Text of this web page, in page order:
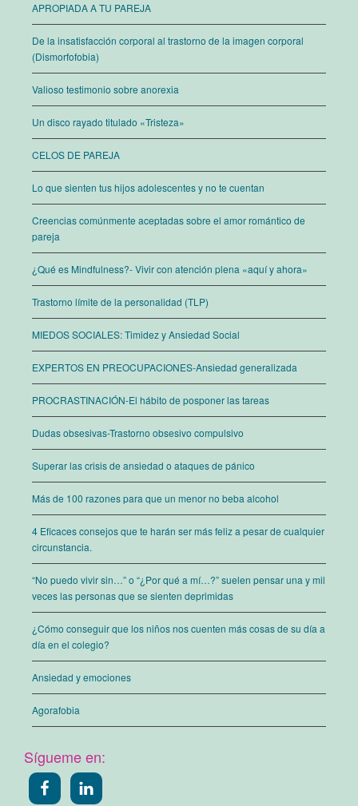
APROPIADA A TU PAREJA
De la insatisfacción corporal al trastorno de la imagen corporal
(Dismorfofobia)
Valioso testimonio sobre anorexia
Un disco rayado titulado «Tristeza»
CELOS DE PAREJA
Lo que sienten tus hijos adolescentes y no te cuentan
Creencias comúnmente aceptadas sobre el amor romántico de
pareja
¿Qué es Mindfulness?- Vivir con atención plena «aquí y ahora»
Trastorno límite de la personalidad (TLP)
MIEDOS SOCIALES: Timidez y Ansiedad Social
EXPERTOS EN PREOCUPACIONES-Ansiedad generalizada
PROCRASTINACIÓN-El hábito de posponer las tareas
Dudas obsesivas-Trastorno obsesivo compulsivo
Superar las crisis de ansiedad o ataques de pánico
Más de 100 razones para que un menor no beba alcohol
4 Eficaces consejos que te harán ser más feliz a pesar de cualquier
circunstancia.
“No puedo vivir sin…” o “¿Por qué a mí…?” suelen pensar una y mil
veces las personas que se sienten deprimidas
¿Cómo conseguir que los niños nos cuenten más cosas de su día a
día en el colegio?
Ansiedad y emociones
Agorafobia
Sígueme en: